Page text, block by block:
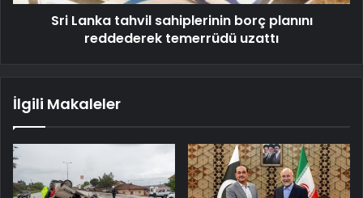
Sri Lanka tahvil sahiplerinin borç planını
reddederek temerrüdü uzattı
İlgili Makaleler